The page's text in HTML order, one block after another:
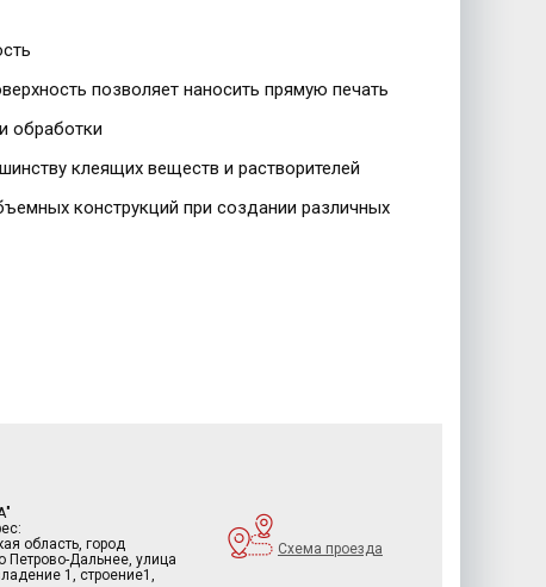
позволяет наносить прямую печать
обработки
клеящих веществ и растворителей
конструкций при создании различных
область, город
Петрово-Дальнее, улица
1, строение1,
Схема проезда